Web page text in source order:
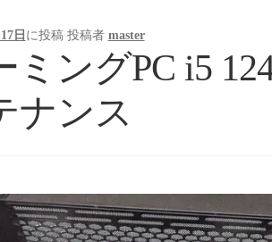
日 に投稿 投稿者 master
ミングPC i5
ナンス